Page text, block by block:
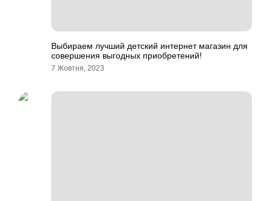
Выбираем лучший детский интернет магазин для
совершения выгодных приобретений!
7 Жовтня, 2023